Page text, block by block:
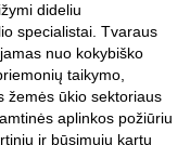
dideliu
specialistai. Tvaraus
nuo kokybiško
taikymo,
žemės ūkio sektoriaus
aplinkos požiūriu
ir būsimųjų kartų